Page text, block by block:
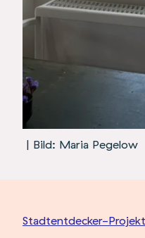
| Bild: Maria Pegelow
Stadtentdecker-Projekt